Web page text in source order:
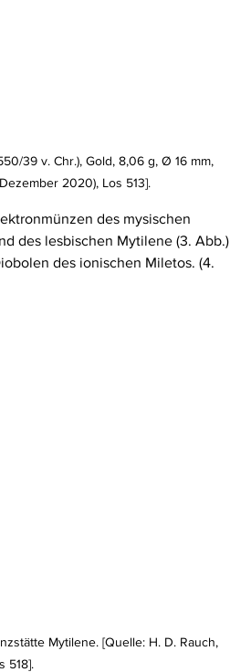
39 v. Chr.), Gold, 8,06 g, Ø 16 mm,
2020), Los 513].
des mysischen
des lesbischen Mytilene (3. Abb.)
des ionischen Miletos. (4.
Mytilene. [Quelle: H. D. Rauch,
518].